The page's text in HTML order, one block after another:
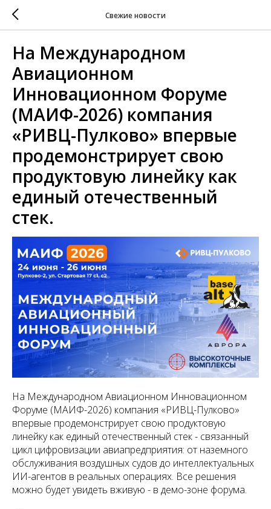
Свежие новости
На Международном
Авиационном
Инновационном Форуме
(МАИФ-2026) компания
«РИВЦ-Пулково» впервые
продемонстрирует свою
продуктовую линейку как
единый отечественный
стек.
На Международном Авиационном Инновационном
Форуме (МАИФ-2026) компания «РИВЦ-Пулково»
впервые продемонстрирует свою продуктовую
линейку как единый отечественный стек - связанный
цикл цифровизации авиапредприятия: от наземного
обслуживания воздушных судов до интеллектуальных
ИИ-агентов в реальных операциях. Все решения
можно будет увидеть вживую - в демо-зоне форума.